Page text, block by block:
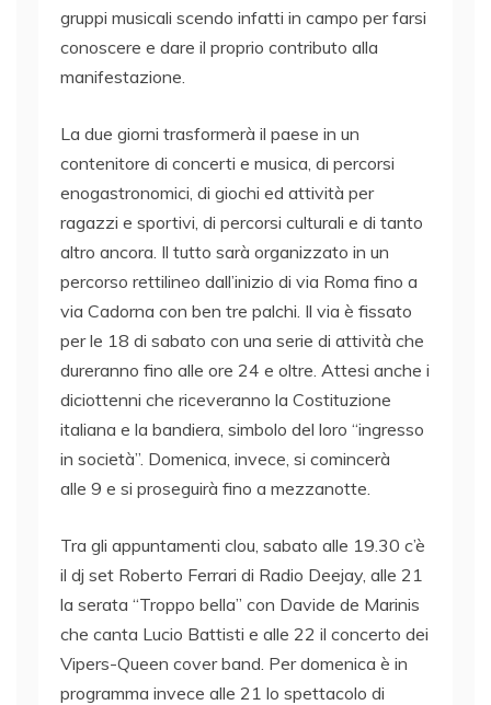
gruppi musicali scendo infatti in campo per farsi
conoscere e dare il proprio contributo alla
manifestazione.
La due giorni trasformerà il paese in un
contenitore di concerti e musica, di percorsi
enogastronomici, di giochi ed attività per
ragazzi e sportivi, di percorsi culturali e di tanto
altro ancora. Il tutto sarà organizzato in un
percorso rettilineo dall’inizio di via Roma fino a
via Cadorna con ben tre palchi. Il via è fissato
per le 18 di sabato con una serie di attività che
dureranno fino alle ore 24 e oltre. Attesi anche i
diciottenni che riceveranno la Costituzione
italiana e la bandiera, simbolo del loro “ingresso
in società”. Domenica, invece, si comincerà
alle 9 e si proseguirà fino a mezzanotte.
Tra gli appuntamenti clou, sabato alle 19.30 c’è
il dj set Roberto Ferrari di Radio Deejay, alle 21
la serata “Troppo bella” con Davide de Marinis
che canta Lucio Battisti e alle 22 il concerto dei
Vipers-Queen cover band. Per domenica è in
programma invece alle 21 lo spettacolo di